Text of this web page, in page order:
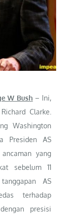
W Bush – Ini,
Clarke.
Washington
Presiden AS
yang
sebelum 11
AS
terhadap
presisi